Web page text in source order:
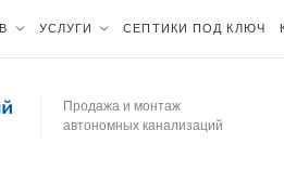
УСЛУГИ СЕПТИКИ ПОД КЛЮЧ
Продажа и монтаж
автономных канализаций